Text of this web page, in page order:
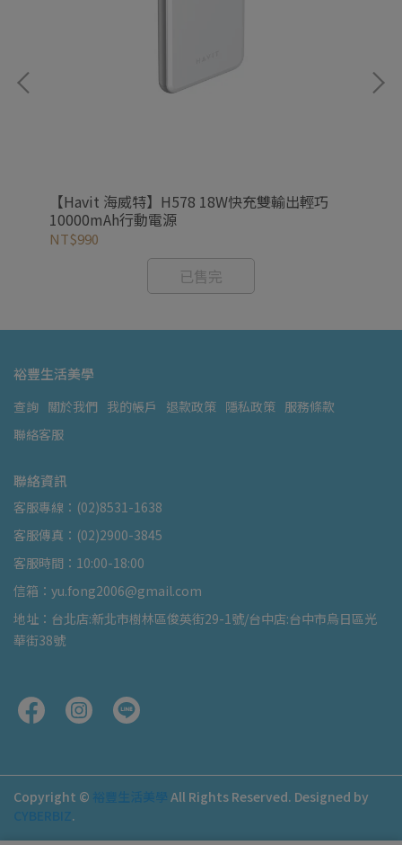
【Havit 海威特】H578 18W快充雙輸出輕巧
10000mAh行動電源
NT$990
已售完
裕豐生活美學
查詢 關於我們 我的帳戶 退款政策 隱私政策 服務條款
聯絡客服
聯絡資訊
客服專線：(02)8531-1638
客服傳真：(02)2900-3845
客服時間：10:00-18:00
信箱：yu.fong2006@gmail.com
地址：台北店:新北市樹林區俊英街29-1號/台中店:台中市烏日區光
華街38號
Copyright © 裕豐生活美學 All Rights Reserved. Designed by
CYBERBIZ.